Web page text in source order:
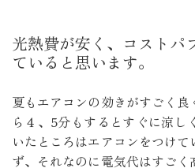
光熱費が安く、コストパ
ていると思います。
夏もエアコンの効きがすごく
ら４、5分もするとすぐに涼し
いたところはエアコンをつけ
ず、それなのに電気代はすご